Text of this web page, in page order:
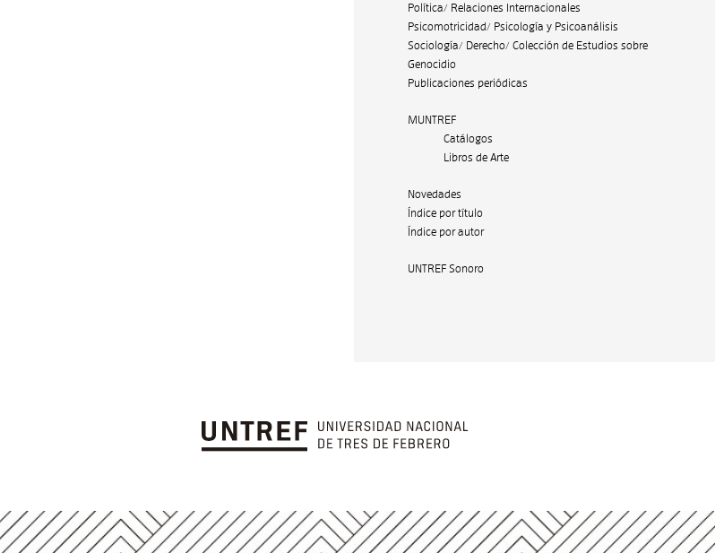
Política/ Relaciones Internacionales
Psicomotricidad/ Psicología y Psicoanálisis
Sociología/ Derecho/ Colección de Estudios sobre
Genocidio
Publicaciones periódicas
MUNTREF
Catálogos
Libros de Arte
Novedades
Índice por título
Índice por autor
UNTREF Sonoro